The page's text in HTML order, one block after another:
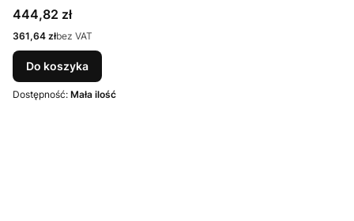
Cena
444,82 zł
Cena
361,64 złbez VAT
Do koszyka
Dostępność: Mała ilość